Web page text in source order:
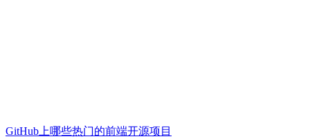
GitHub上哪些热门的前端开源项目